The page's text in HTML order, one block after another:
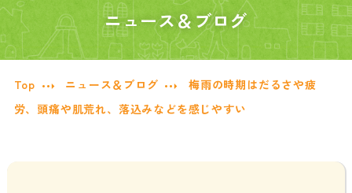
当院のご案内
当院について
お問い合わせ
ニュース＆ブログ
Top ニュース＆ブログ
梅雨の時期はだるさや疲
労、頭痛や肌荒れ、落込みなどを感じやすい